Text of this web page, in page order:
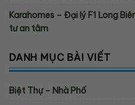
Karahomes – Đại lý F1 Long
tư an tâm
DANH MỤC BÀI VIẾT
Biệt Thự – Nhà Phố